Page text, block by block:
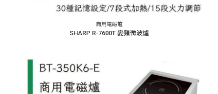
商用電磁爐
SHARP R-7600T 變頻微波爐